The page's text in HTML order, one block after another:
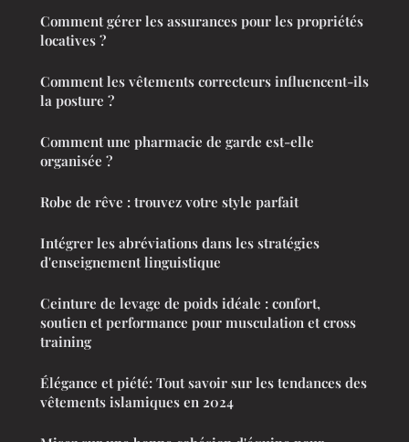
Comment gérer les assurances pour les propriétés
locatives ?
Comment les vêtements correcteurs influencent-ils
la posture ?
Comment une pharmacie de garde est-elle
organisée ?
Robe de rêve : trouvez votre style parfait
Intégrer les abréviations dans les stratégies
d'enseignement linguistique
Ceinture de levage de poids idéale : confort,
soutien et performance pour musculation et cross
training
Élégance et piété: Tout savoir sur les tendances des
vêtements islamiques en 2024